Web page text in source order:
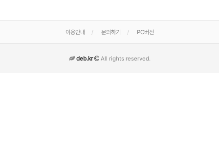
이용안내 문의하기 PC버전
deb.kr All rights reserved.